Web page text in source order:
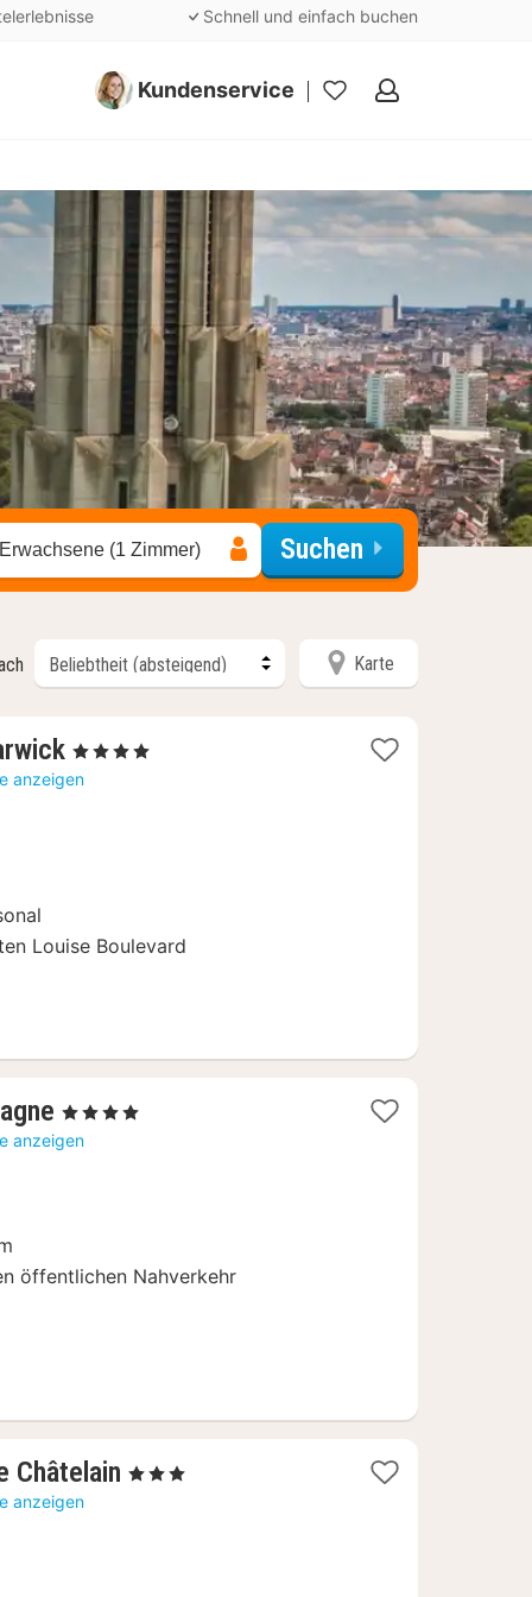
Schnell und einfach buchen
Kundenservice
Meine
(1 Zimmer) Suchen
Karte
1
Nacht
, 4 Sterne
anzeigen
Louise Boulevard
1
Nacht
, 4 Sterne
anzeigen
öffentlichen Nahverkehr
Châtelain 1
, 3 Sterne
anzeigen